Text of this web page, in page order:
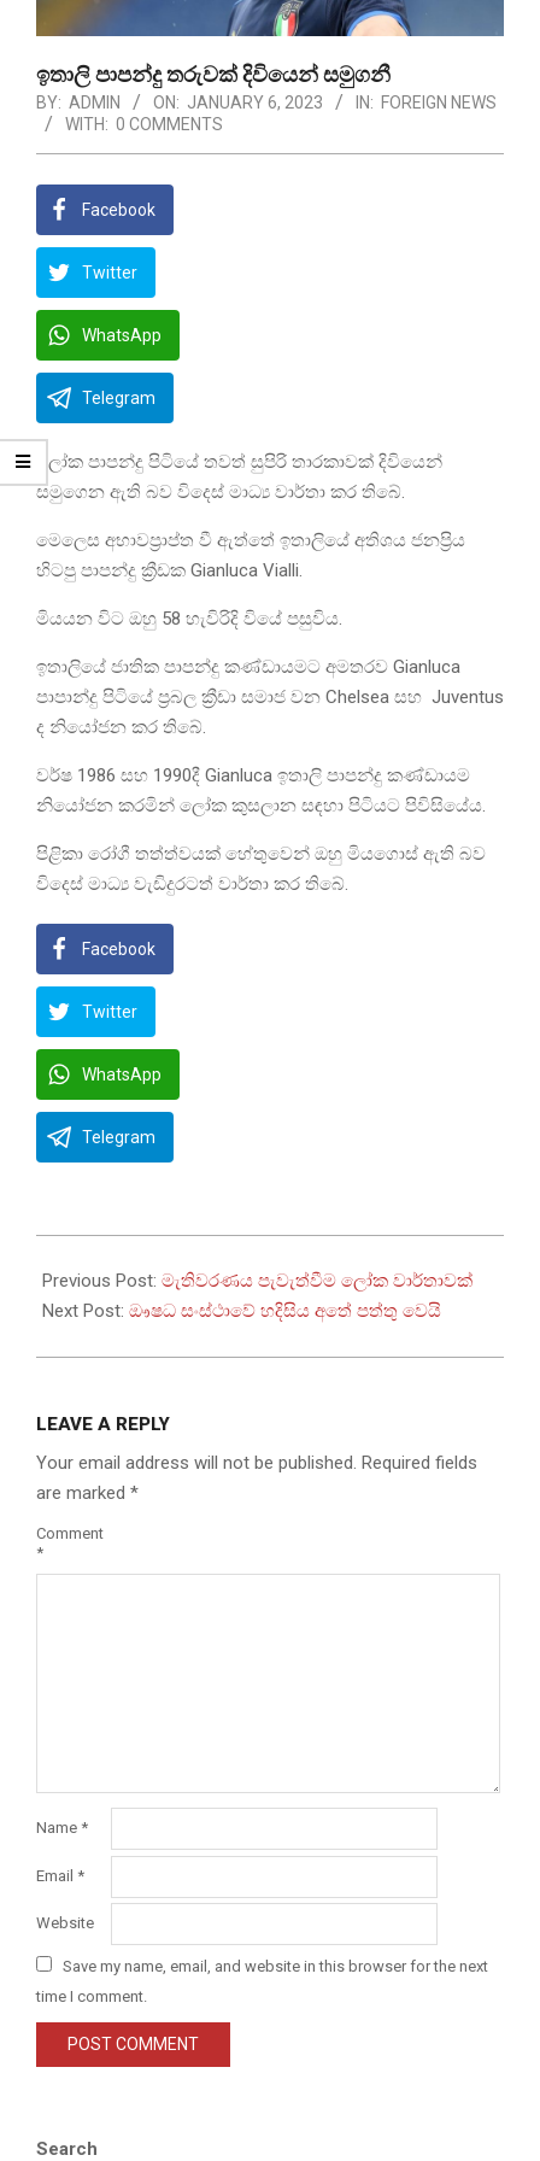
ඉතාලි පාපන්දු තරුවක් දිවියෙන් සමුගනී
BY: ADMIN ON: JANUARY 6, 2023 IN: FOREIGN NEWS
WITH: 0 COMMENTS
Facebook
Twitter
WhatsApp
Telegram
ලෝක පාපන්දු පිටියේ තවත් සුපිරි තාරකාවක් දිවියෙන්
සමුගෙන ඇති බව විදෙස් මාධ්‍ය වාර්තා කර තිබේ.
මෙලෙස අභාවප්‍රාප්ත වී ඇත්තේ ඉතාලියේ අතිශය ජනප්‍රිය
හිටපු පාපන්දු ක්‍රීඩක Gianluca Vialli.
මියයන විට ඔහු 58 හැවිරිදි වියේ පසුවිය.
ඉතාලියේ ජාතික පාපන්දු කණ්ඩායමට අමතරව Gianluca
පාපාන්දු පිටියේ ප්‍රබල ක්‍රීඩා සමාජ වන Chelsea සහ Juventus
ද නියෝජන කර තිබේ.
වර්ෂ 1986 සහ 1990දී Gianluca ඉතාලි පාපන්දු කණ්ඩායම
නියෝජන කරමින් ලෝක කුසලාන සඳහා පිටියට පිවිසියේය.
පිළිකා රෝගී තත්ත්වයක් හේතුවෙන් ඔහු මියගොස් ඇති බව
විදෙස් මාධ්‍ය වැඩිදුරටත් වාර්තා කර තිබේ.
Facebook
Twitter
WhatsApp
Telegram
01-
06
Previous Post: මැතිවරණය පැවැත්වීම ලෝක වාර්තාවක්
Next Post: ඖෂධ සංස්ථාවේ හදිසිය අතේ පත්තු වෙයි
LEAVE A REPLY
Your email address will not be published. Required fields
are marked *
Comment
*
Name *
Email *
Website
Save my name, email, and website in this browser for the next
time I comment.
Search